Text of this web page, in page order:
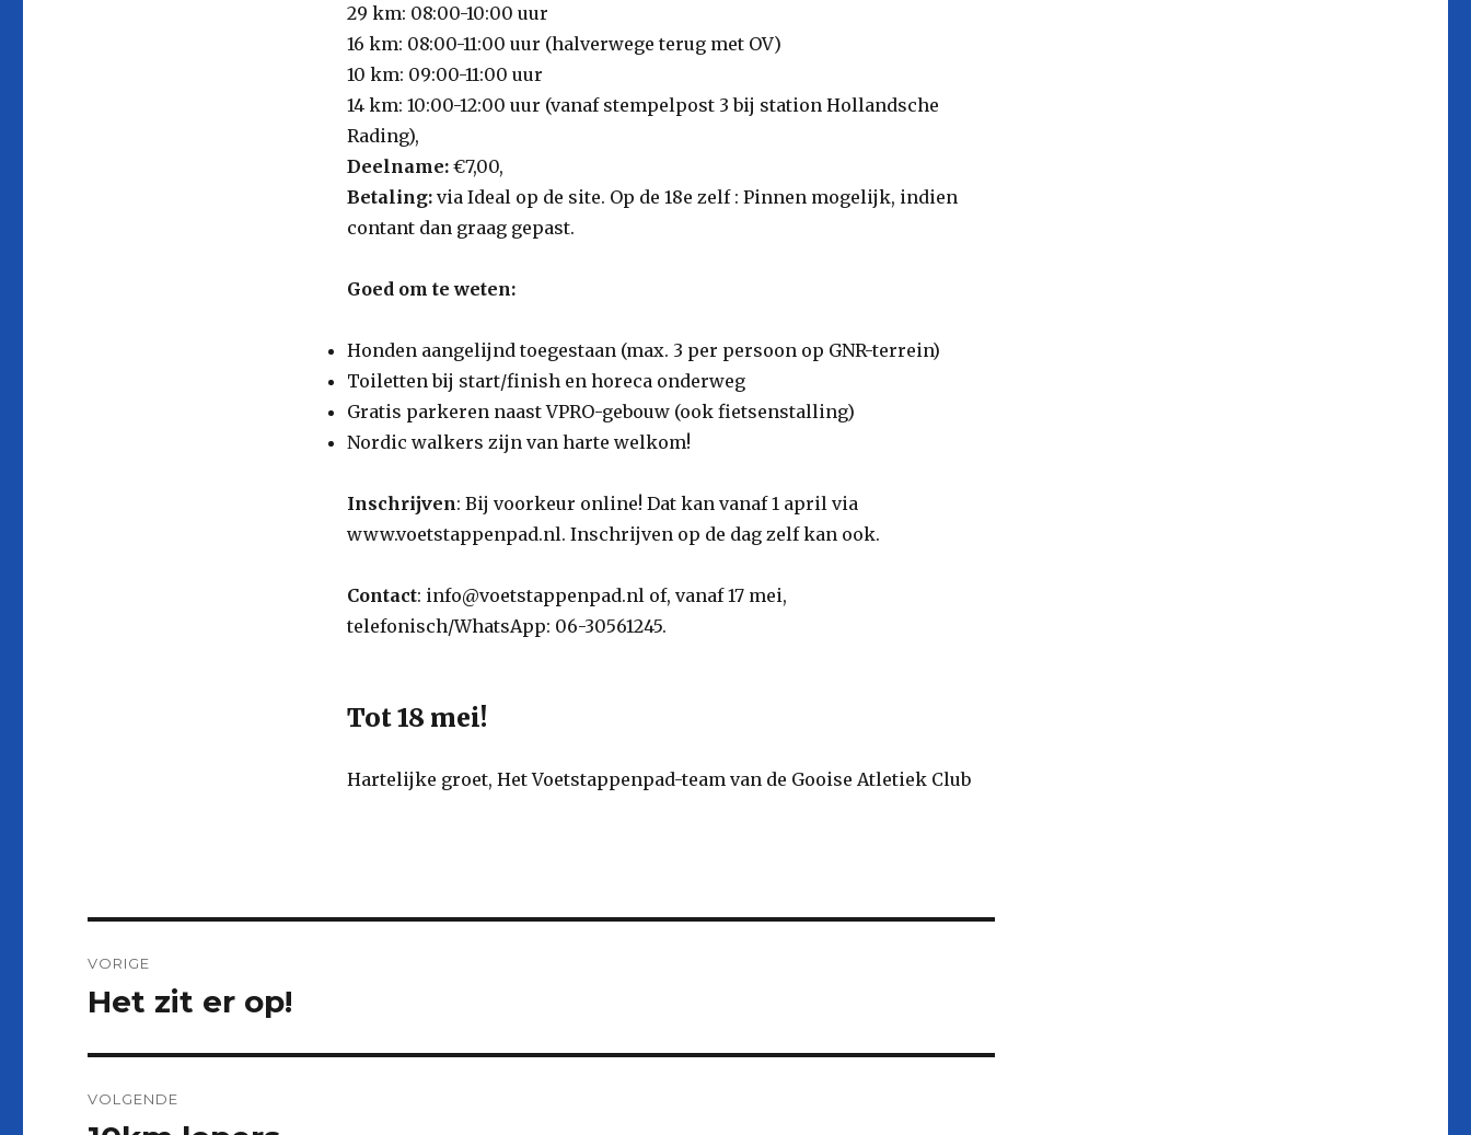
29 km: 08:00-10:00 uur
16 km: 08:00-11:00 uur (halverwege terug met OV)
10 km: 09:00-11:00 uur
14 km: 10:00-12:00 uur (vanaf stempelpost 3 bij station Hollandsche
Rading),
Deelname:€7,00,
Betaling:via Ideal op de site. Op de 18e zelf : Pinnen mogelijk, indien
contant dan graag gepast.
Goed om te weten:
Honden aangelijnd toegestaan (max. 3 per persoon op GNR-terrein)
Toiletten bij start/finish en horeca onderweg
Gratis parkeren naast VPRO-gebouw (ook fietsenstalling)
Nordic walkers zijn van harte welkom!
Inschrijven: Bij voorkeur online! Dat kan vanaf 1 april via
www.voetstappenpad.nl. Inschrijven op de dag zelf kan ook.
Contact: info@voetstappenpad.nl of, vanaf 17 mei,
telefonisch/WhatsApp: 06-30561245.
Tot 18 mei!
Hartelijke groet, Het Voetstappenpad-team van de Gooise Atletiek Club
navigatie
VORIGE
Vorig
Het zit er op!
VOLGENDE